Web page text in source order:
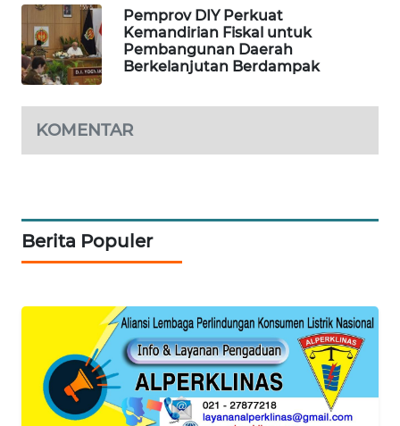
Pemprov DIY Perkuat
Kemandirian Fiskal untuk
Pembangunan Daerah
Berkelanjutan Berdampak
KOMENTAR
Berita Populer
WALINKI
MAWAKA
MARTABAT
NET
WATCH
LKKI
KOPEKLIN